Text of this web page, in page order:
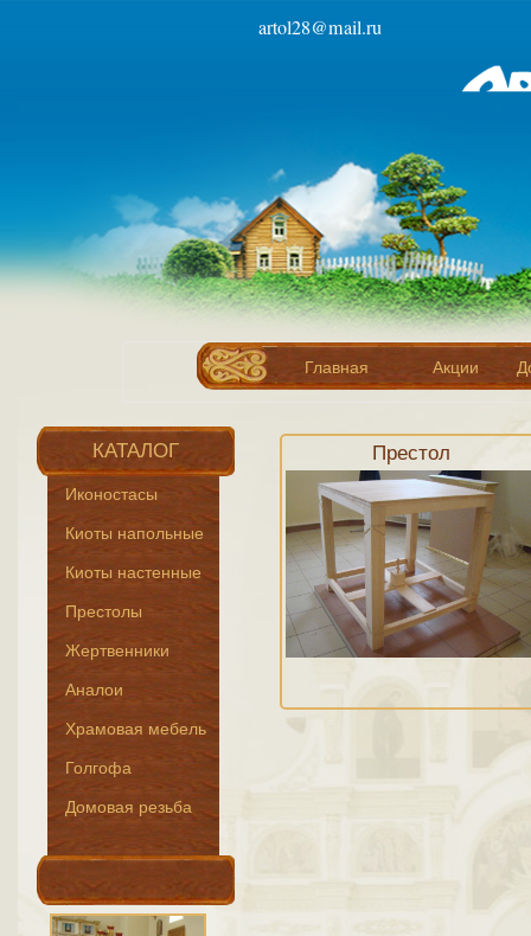
artol28@mail.ru
Главная Акции
КАТАЛОГ
Иконостасы
Киоты напольные
Киоты настенные
Престолы
Жертвенники
Аналои
Храмовая мебель
Голгофа
Домовая резьба
Престол